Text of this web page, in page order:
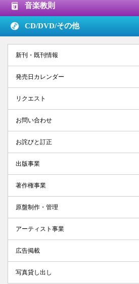
音楽教則
CD/DVD/その他
新刊・既刊情報
発売日カレンダー
リクエスト
お問い合わせ
お詫びと訂正
出版事業
著作権事業
原盤制作・管理
アーティスト事業
広告掲載
写真貸し出し